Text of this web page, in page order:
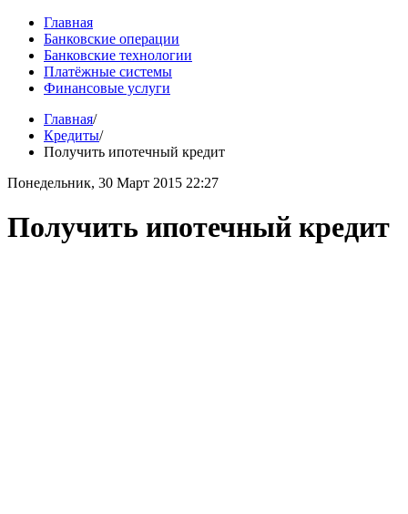
Главная
Банковские операции
Банковские технологии
Платёжные системы
Финансовые услуги
Главная/
Кредиты/
Получить ипотечный кредит
Понедельник, 30 Март 2015 22:27
Получить ипотечный кредит